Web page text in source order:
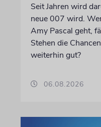
Seit Jahren wird
neue 007 wird.
Amy Pascal geht,
Stehen die
weiterhin gut?
06.08.2026